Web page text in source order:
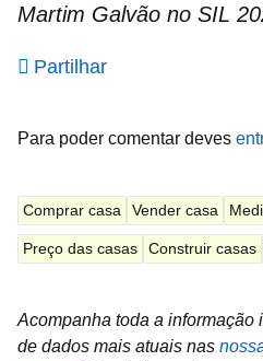
Martim Galvão no SIL
Partilhar
Para poder comentar deves
Comprar casa Vender casa
Preço das casas Construir casas
Acompanha toda a informação
de dados mais atuais nas